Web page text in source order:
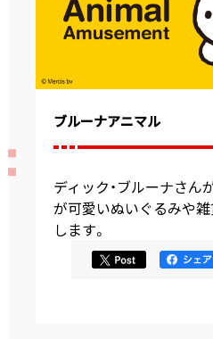
ブルーナアニマル
ディック・ブルーナさん
が可愛いぬいぐるみや
します。